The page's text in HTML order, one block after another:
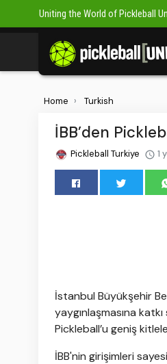
Uniting the World of Pickleball
Home Turkish
İBB’den
Pickleball Turkiye 1
İstanbul Büyükşehir
yaygınlaşmasına
Pickleball’u geniş
İBB'nin girişimleri